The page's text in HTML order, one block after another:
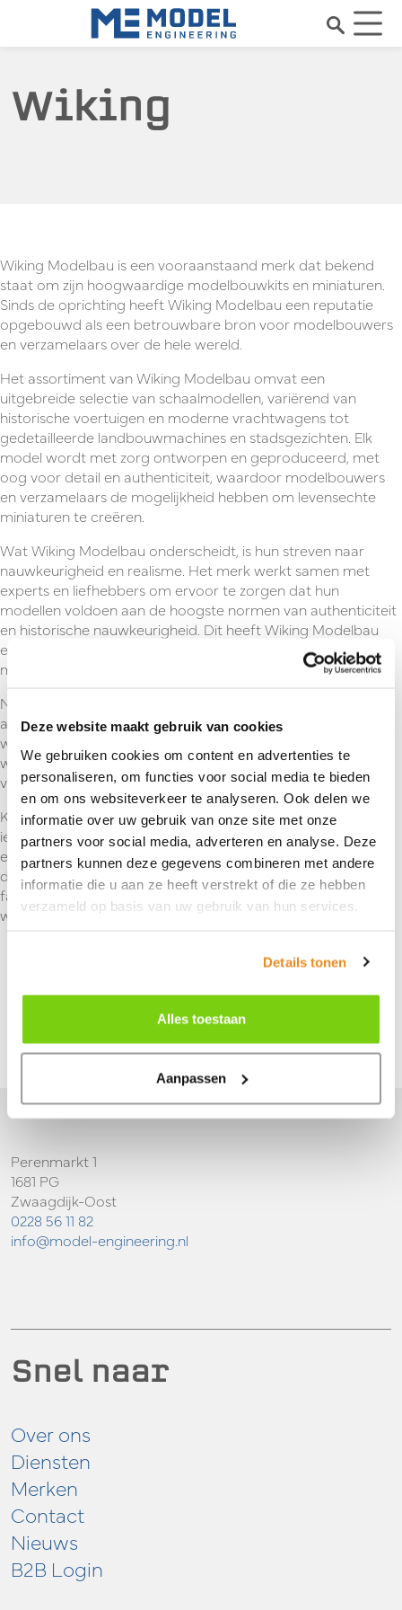
Deze website maakt gebruik van cookies
We gebruiken cookies om content en advertenties te
personaliseren, om functies voor social media te bieden
en om ons websiteverkeer te analyseren. Ook delen we
informatie over uw gebruik van onze site met onze
partners voor social media, adverteren en analyse. Deze
partners kunnen deze gegevens combineren met andere
informatie die u aan ze heeft verstrekt of die ze hebben
verzameld op basis van uw gebruik van hun services.
Details tonen
Alles toestaan
Aanpassen
Wiking
Wiking Modelbau is een vooraanstaand merk dat bekend
staat om zijn hoogwaardige modelbouwkits en miniaturen.
Sinds de oprichting heeft Wiking Modelbau een reputatie
opgebouwd als een betrouwbare bron voor modelbouwers
en verzamelaars over de hele wereld.
Het assortiment van Wiking Modelbau omvat een
uitgebreide selectie van schaalmodellen, variërend van
historische voertuigen en moderne vrachtwagens tot
gedetailleerde landbouwmachines en stadsgezichten. Elk
model wordt met zorg ontworpen en geproduceerd, met
oog voor detail en authenticiteit, waardoor modelbouwers
en verzamelaars de mogelijkheid hebben om levensechte
miniaturen te creëren.
Wat Wiking Modelbau onderscheidt, is hun streven naar
nauwkeurigheid en realisme. Het merk werkt samen met
experts en liefhebbers om ervoor te zorgen dat hun
modellen voldoen aan de hoogste normen van authenticiteit
en historische nauwkeurigheid. Dit heeft Wiking Modelbau
een gewaardeerde naam gemaakt onder liefhebbers van
modelbouw en verzamelaars wereldwijd.
Naast schaalmodellen biedt Wiking Modelbau ook een
assortiment accessoires en vervangingsonderdelen,
waaronder figuren, landschapselementen en detailsets,
waarmee modelbouwers hun creaties verder kunnen
verfijnen en aanpassen.
Kortom, Wiking Modelbau is een essentiële keuze voor
iedereen die op zoek is naar hoogwaardige modelbouwkits
en miniaturen. Met hun diverse assortiment, aandacht voor
detail en toewijding aan realisme, blijft Wiking Modelbau een
favoriet onder modelbouwers en verzamelaars over de hele
wereld.
Terug naar overzicht
Snel naar
Over ons
Diensten
Merken
Contact
Nieuws
B2B Login
Je vindt ons hier
Perenmarkt 1
1681 PG
Zwaagdijk-Oost
0228 56 11 82
info@model-engineering.nl